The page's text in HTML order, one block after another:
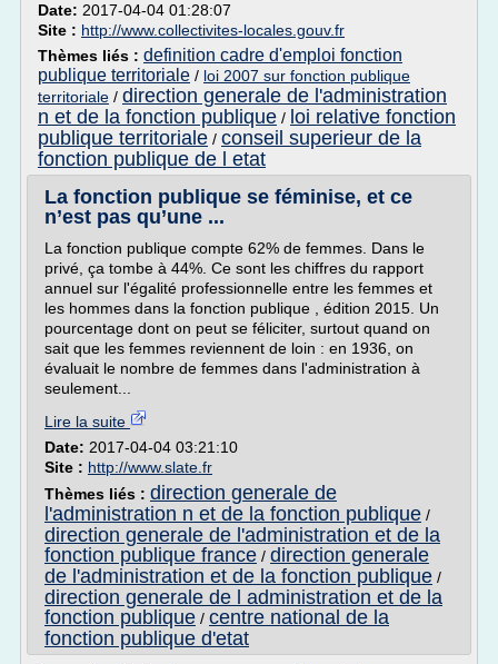
Date: 2017-04-04 01:28:07
Site : http://www.collectivites-locales.gouv.fr
Thèmes liés : definition cadre d'emploi fonction
publique territoriale / loi 2007 sur fonction publique
territoriale / direction generale de l'administration
n et de la fonction publique / loi relative fonction
publique territoriale / conseil superieur de la
fonction publique de l etat
La fonction publique se féminise, et ce
n’est pas qu’une ...
La fonction publique compte 62% de femmes. Dans le
privé, ça tombe à 44%. Ce sont les chiffres du rapport
annuel sur l'égalité professionnelle entre les femmes et
les hommes dans la fonction publique , édition 2015. Un
pourcentage dont on peut se féliciter, surtout quand on
sait que les femmes reviennent de loin : en 1936, on
évaluait le nombre de femmes dans l'administration à
seulement...
Lire la suite
Date: 2017-04-04 03:21:10
Site : http://www.slate.fr
Thèmes liés : direction generale de
l'administration n et de la fonction publique /
direction generale de l'administration et de la
fonction publique france / direction generale
de l'administration et de la fonction publique /
direction generale de l administration et de la
fonction publique / centre national de la
fonction publique d'etat